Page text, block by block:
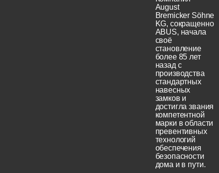
August
Bremicker Söhne
KG, сокращенно
ABUS, начала
своё
становление
более 85 лет
назад с
производства
стандартных
навесных
замков и
достигла звания
компетентной
марки в области
превентивных
технологий
обеспечения
безопасности
дома и в пути.